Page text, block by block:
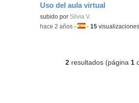
Uso del aula virtual
subido por Silvia V.
-hace 2 años -Idioma:
-15 visualizaciones
2 resultados (página 1